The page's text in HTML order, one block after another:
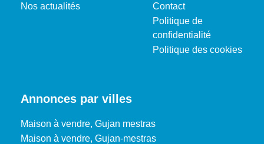
Nos actualités
Contact
Politique de
confidentialité
Politique des cookies
Annonces par villes
Maison à vendre, Gujan mestras
Maison à vendre, Gujan-mestras